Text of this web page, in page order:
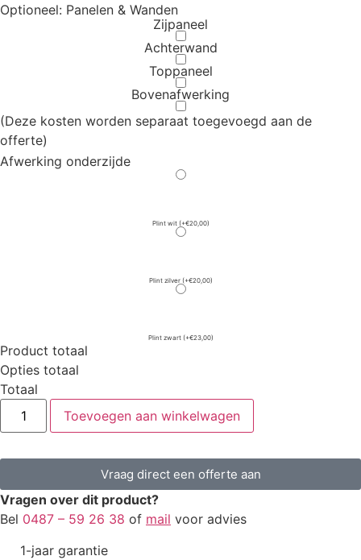
Optioneel: Panelen & Wanden
Zijpaneel
Achterwand
Toppaneel
Bovenafwerking
(Deze kosten worden separaat toegevoegd aan de
offerte)
Afwerking onderzijde
Plint wit (+€20,00)
Plint zilver (+€20,00)
Plint zwart (+€23,00)
Product totaal
Opties totaal
Totaal
Toevoegen aan winkelwagen
Vraag direct een offerte aan
Vragen over dit product?
Bel 0487 – 59 26 38 of mail voor advies
1-jaar garantie